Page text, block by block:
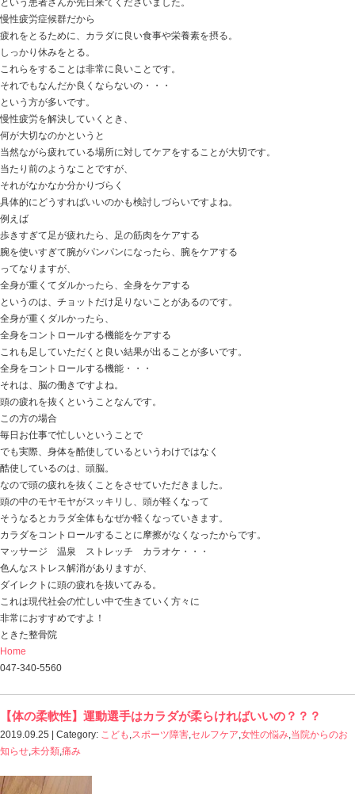
足裏の厚みのある感じはなくなり
普通に歩けるようになりました。
モートン病を解決する方法は・・・
実はそんなに難しいことではないんです。
施術時間にすれば、5分も掛かりません。
それで症状が8割なくなっていきます。
施術は簡単なのですが、
要はどうしてモートン病になってしまうのか？
その要因を的確に見つけて、それを省けるのかどうかな
モートン病の治療というと
電気をかけたり、
インソールを作ってみたり、
テーピング・サポータをしてみたり、
超音波をかけてみたり、
患部の炎症に対してのフォローやケアが一般的ですが、
それでも良くならない場合、
モートン病になってしまう原因を探してみてください。
患部ではなく、原因がなくなるだけで
大きな変化が出てくると思いますよ！
ときた整骨院
Home
047-340-5560
【慢性疲労症候群】疲れは疲れでも、どこが
の！？
2019.09.26 | Category:
こり・腰痛